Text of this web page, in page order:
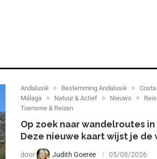
Andalusië Bestemming Andalusië
Costa
Málaga
Natuur & Actief Nieuws
Toerisme & Reizen
Op zoek naar wandelroutes in
Deze nieuwe kaart wijst je de
door Judith Goeree 05/08/2026